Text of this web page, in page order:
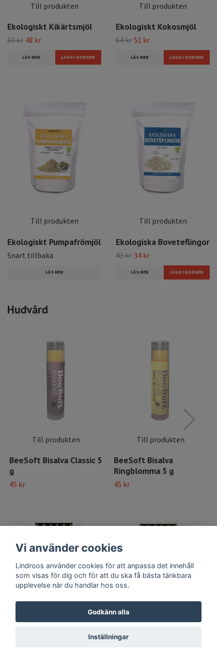
Till produkten
Ekologiskt Kikärtsmjöl
60 kr 48 kr
LÄS MER
Till produkten
Ekologiskt Kokosmjöl
64 kr 51 kr
LÄS MER
Till produkten
Ekologiskt Pumpafrömjöl
Snart tillbaka
LÄS MER
Till produkten
Ekologiska Boveteflingor
43 kr 34 kr
LÄS MER
Hudvård
Till produkten
BeeSoft Bisalva Classic 5
g
45 kr
Till produkten
BeeSoft Bisalva
Ringblomma 5 g
45 kr
Vi använder cookies
Lindroos använder cookies för att anpassa det innehåll
som visas för dig och för att du ska få bästa tänkbara
upplevelse när du handlar hos oss.
Godkänn alla
Inställningar